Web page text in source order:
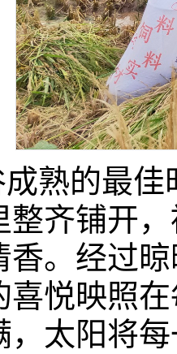
熟的最
整齐铺开
香。经过
喜悦映照
，太阳将